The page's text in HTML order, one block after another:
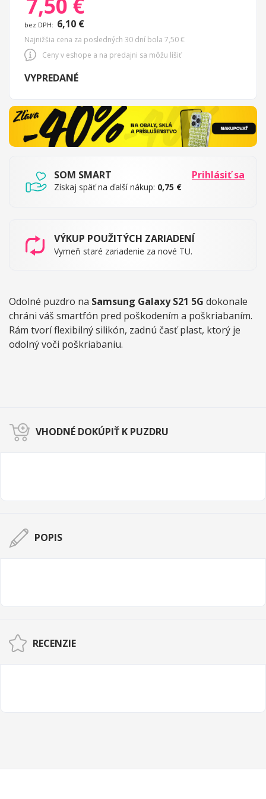
Price
6,10 €
Najnižšia cena za posledných 30 dní bola 7,50 €
Ceny v eshope a na predajni sa môžu líšiť
VYPREDANÉ
Prihlásiť sa
SOM SMART
Získaj späť na ďalší nákup: 0,75 €
VÝKUP POUŽITÝCH ZARIADENÍ
Vymeň staré zariadenie za nové TU.
Odolné puzdro na Samsung Galaxy S21 5G dokonale
chráni váš smartfón pred poškodením a poškriabaním.
Rám tvorí flexibilný silikón, zadnú časť plast, ktorý je
odolný voči poškriabaniu.
VHODNÉ DOKÚPIŤ K PUZDRU
POPIS
RECENZIE